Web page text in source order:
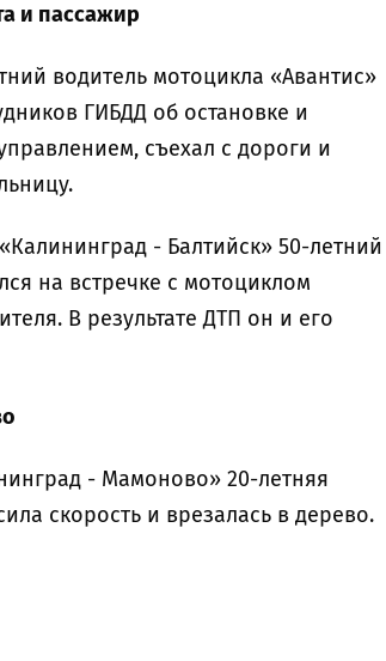
и пассажир
водитель мотоцикла «Авантис»
ГИБДД об остановке и
съехал с дороги и
- Балтийск» 50-летний
на встречке с мотоциклом
В результате ДТП он и его
- Мамоново» 20-летняя
скорость и врезалась в дерево.